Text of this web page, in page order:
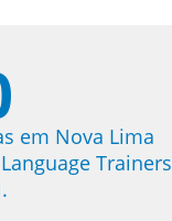
em Nova Lima
Trainers